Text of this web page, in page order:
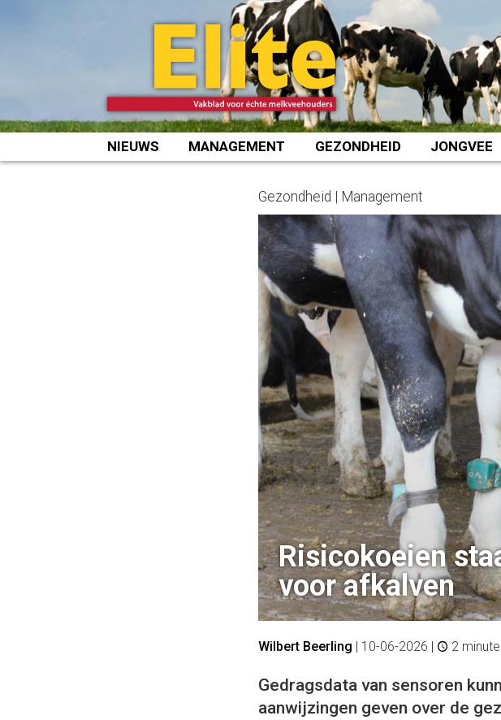
NIEUWS MANAGEMENT GEZONDHEID JONGVEE
Gezondheid | Management
Risicokoeien
voor afkalven
Wilbert Beerling | 10-06-2026 | 2
Gedragsdata van sensoren
aanwijzingen geven over de